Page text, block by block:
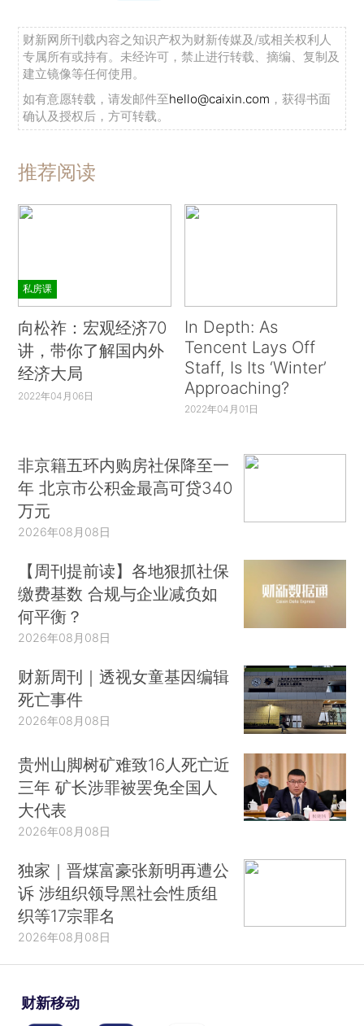
财新网所刊载内容之知识产权为财新传媒及/或相关权利人
专属所有或持有。未经许可，禁止进行转载、摘编、复制及
建立镜像等任何使用。
如有意愿转载，请发邮件至hello@caixin.com ，获得书面
确认及授权后，方可转载。
推荐阅读
私房课
向松祚：宏观经济70
讲，带你了解国内外
经济大局
2022年04月06日
In Depth: As
Tencent Lays Off
Staff, Is Its ‘Winter’
Approaching?
2022年04月01日
非京籍五环内购房社保降至一
年 北京市公积金最高可贷340
万元
2026年08月08日
【周刊提前读】各地狠抓社保
缴费基数 合规与企业减负如
何平衡？
2026年08月08日
财新周刊｜透视女童基因编辑
死亡事件
2026年08月08日
贵州山脚树矿难致16人死亡近
三年 矿长涉罪被罢免全国人
大代表
2026年08月08日
独家｜晋煤富豪张新明再遭公
诉 涉组织领导黑社会性质组
织等17宗罪名
2026年08月08日
财新移动